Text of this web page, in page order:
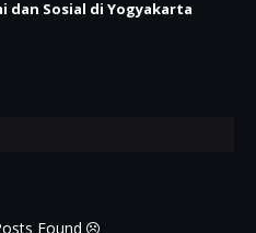
dan Sosial di Yogyakarta
Found